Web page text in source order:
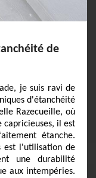
de
je suis ravi de
d'étanchéité
Razecueille, où
capricieuses, il est
étanche.
est l'utilisation de
une durabilité
aux intempéries.